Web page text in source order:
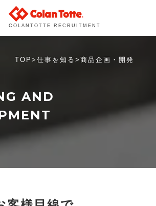
COLANTOTTE RECRUITMENT
TOP>仕事を知る>商品企画・開発
AND